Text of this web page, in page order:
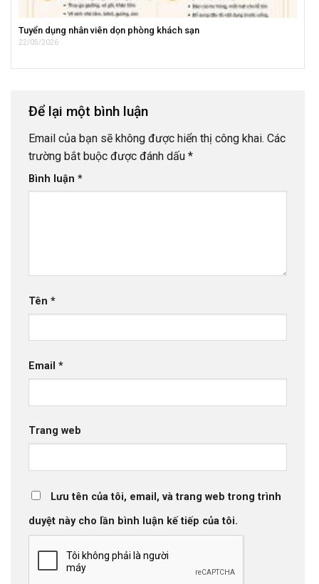
Tuyển dụng nhân viên dọn phòng khách sạn
22/05/2026
Để lại một bình luận
Email của bạn sẽ không được hiển thị công khai. Các
trường bắt buộc được đánh dấu *
Bình luận *
Tên *
Email *
Trang web
Lưu tên của tôi, email, và trang web trong trình
duyệt này cho lần bình luận kế tiếp của tôi.